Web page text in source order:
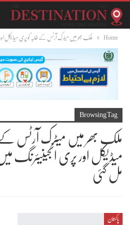
Home ملک بھر میں میٹرک آرٹس کے طلبہ کو پری میڈیکل
Browsing Tag
ملک بھر میں میٹرک آرٹس کے
میڈیکل اور پری انجینیئرنگ
مل گئی
پاکستان